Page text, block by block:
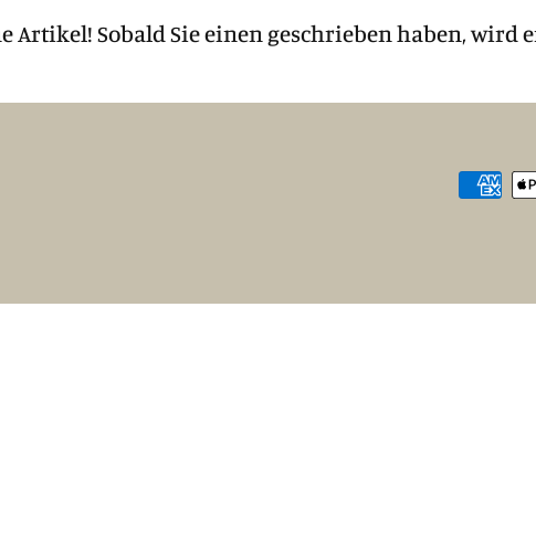
Artikel! Sobald Sie einen geschrieben haben, wird